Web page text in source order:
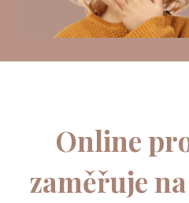
Online
zaměřuje